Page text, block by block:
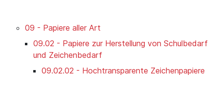
09 - Papiere aller Art
09.02 - Papiere zur Herstellung von Schulbedarf
und Zeichenbedarf
09.02.02 - Hochtransparente Zeichenpapiere